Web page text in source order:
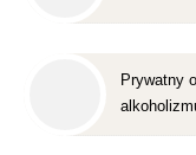
Prywatny